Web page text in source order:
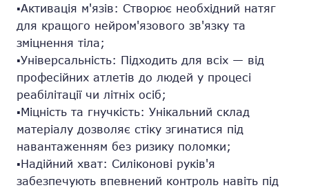
▪️Активація м'язів: Створює необхідний натяг
для кращого нейром'язового зв'язку та
зміцнення тіла;
▪️Універсальність: Підходить для всіх — від
професійних атлетів до людей у процесі
реабілітації чи літніх осіб;
▪️Міцність та гнучкість: Унікальний склад
матеріалу дозволяє стіку згинатися під
навантаженням без ризику поломки;
▪️Надійний хват: Силіконові руків'я
забезпечують впевнений контроль навіть під